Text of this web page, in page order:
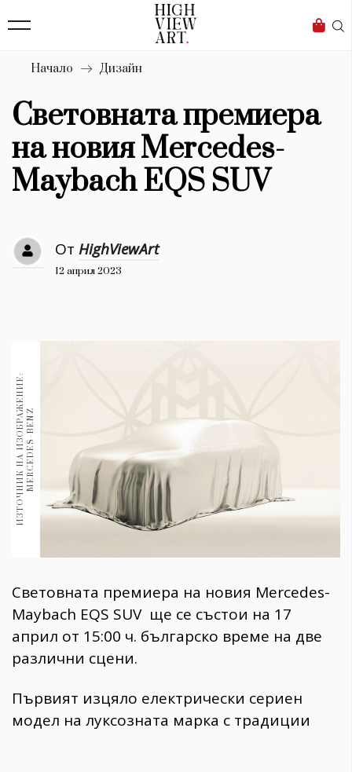
Бизнес
Мода
Dialogue
Изкуство
4340
Красота
Дизайн
Книги
30+
Гурме
Пътувай
237
Здраве 389
Wellness
1817
НИ
Начало Дизайн
Световната премиера
на новия Mercedes-
Maybach EQS SUV
От HighViewArt
12 април 2023
И
З
Т
О
Ч
Н
И
К
Н
А
И
З
О
Б
Р
А
Ж
Е
Н
И
Е
:
M
E
R
C
E
D
E
S
-
B
E
NZ
Световната премиера на новия Mercedes-
Maybach EQS SUV ще се състои на 17
април от 15:00 ч. българско време на две
различни сцени.
Първият изцяло електрически сериен
модел на луксозната марка с традиции